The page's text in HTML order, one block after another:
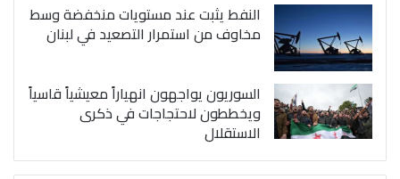
النفط يثبت عند مستويات منخفضة وسط
مخاوف من استمرار التصعيد في لبنان
السوريون يواجهون انهياراً معيشياً قاسياً
ويخططون لاحتجاجات في ذكرى
الاستقلال